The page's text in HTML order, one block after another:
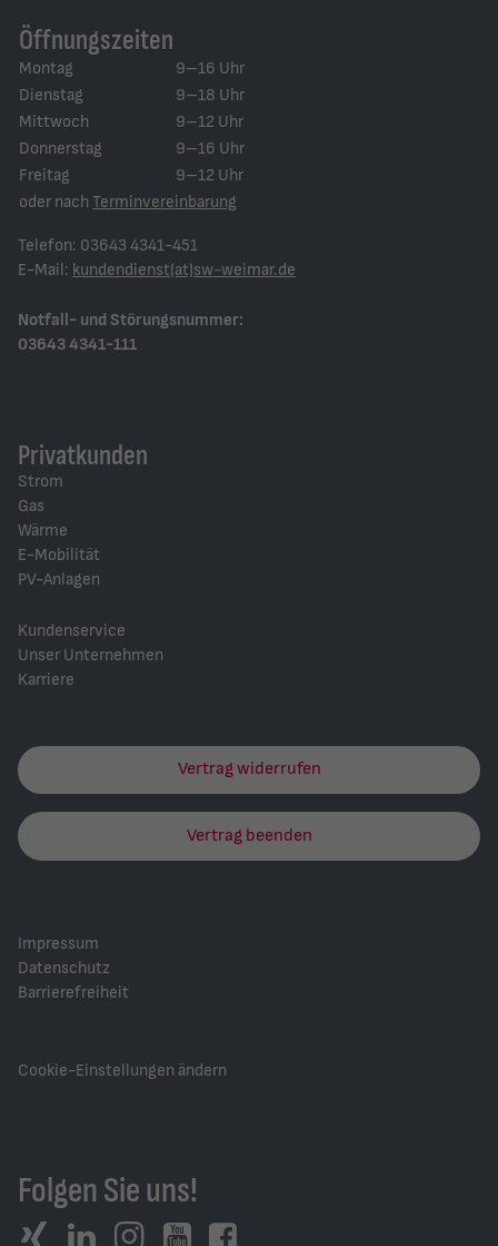
Öffnungszeiten
Montag
9–16 Uhr
Dienstag
9–18 Uhr
Mittwoch
9–12 Uhr
Donnerstag
9–16 Uhr
Freitag
9–12 Uhr
oder nach Terminvereinbarung
Telefon: 03643 4341-451
E-Mail: kundendienst(at)sw-weimar.de
Notfall- und Störungsnummer:
03643 4341-111
Privatkunden
Strom
Gas
Wärme
E-Mobilität
PV-Anlagen
Kundenservice
Unser Unternehmen
Karriere
Vertrag widerrufen
Vertrag beenden
Impressum
Datenschutz
Barrierefreiheit
Cookie-Einstellungen ändern
Folgen Sie uns!